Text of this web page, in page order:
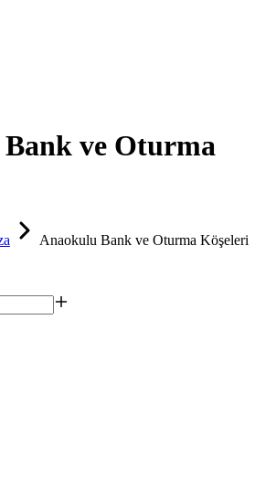
ve Oturma
Anaokulu Bank ve Oturma Köşeleri